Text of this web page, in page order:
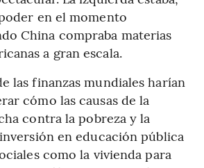
en el momento
China compraba materias
a gran escala.
las finanzas mundiales harían
cómo las causas de la
contra la pobreza y la
en educación pública
como la vivienda para